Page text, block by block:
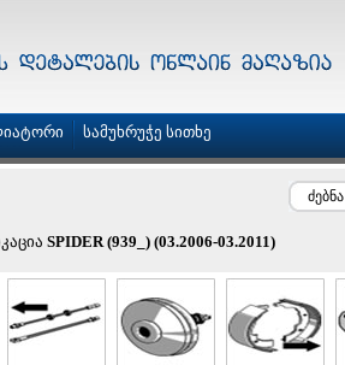
სამუხრუჭე სითხე
SPIDER (939_) (03.2006-03.2011)